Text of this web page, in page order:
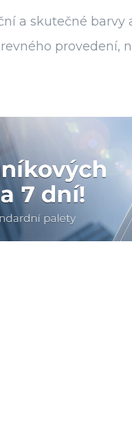
a skutečné barvy
provedení,